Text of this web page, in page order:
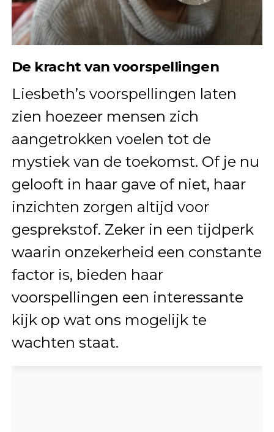
De kracht van voorspellingen
Liesbeth’s voorspellingen laten
zien hoezeer mensen zich
aangetrokken voelen tot de
mystiek van de toekomst. Of je nu
gelooft in haar gave of niet, haar
inzichten zorgen altijd voor
gesprekstof. Zeker in een tijdperk
waarin onzekerheid een constante
factor is, bieden haar
voorspellingen een interessante
kijk op wat ons mogelijk te
wachten staat.